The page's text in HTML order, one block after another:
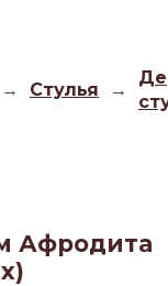
→ Стулья →
Афродита